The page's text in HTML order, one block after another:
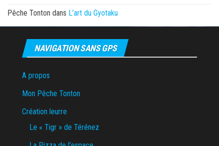
Pêche Tonton dans L’art du Gyotaku
NAVIGATION SANS GPS
A propos
Mon Pêche Tonton
Création leurre
Le « Tigr » de Térénez